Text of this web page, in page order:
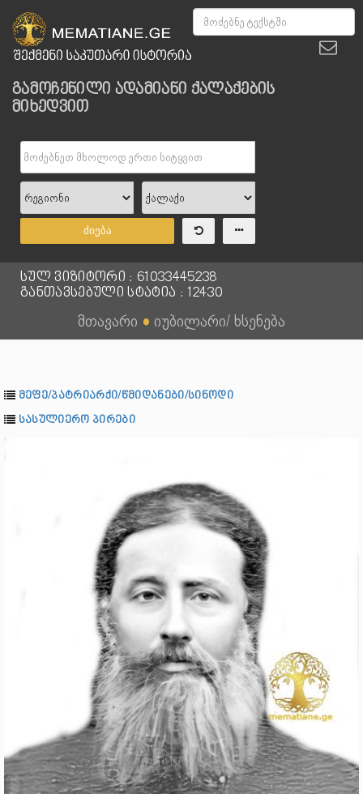
გამოჩენილი ადამიანი ქალაქების
მიხედვით
ძიება
სულ ვიზიტორი : 61033445238
განთავსებული სტატია : 12430
მთავარი ● იუბილარი/ ხსენება
მეფე/პატრიარქი/წმიდანები/სინოდი
სასულიერო პირები